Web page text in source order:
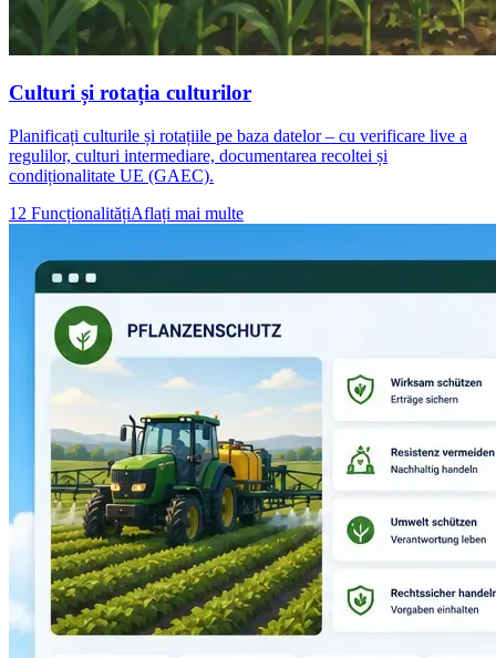
Culturi și rotația culturilor
Planificați culturile și rotațiile pe baza datelor – cu verificare live a
regulilor, culturi intermediare, documentarea recoltei și
condiționalitate UE (GAEC).
12 FuncționalitățiAflați mai multe